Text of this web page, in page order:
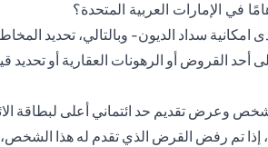
في الإمارات العربية المتحدة؟
سداد الديون- وبالتالي، تحديد
القروض أو الرهونات العقارية أو تحديد
وعرض تقديم حد ائتماني أعلى لبطاقة
تم رفض القرض الذي تقدم له هذا